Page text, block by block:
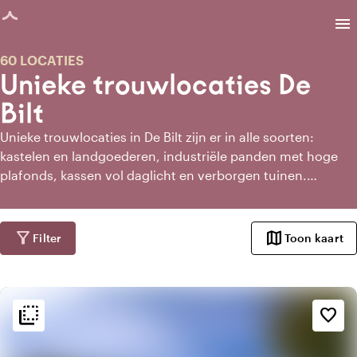
geladen
menu
Unieke trouwlocaties De
Bilt
60 LOCATIES
Unieke trouwlocaties in De Bilt zijn er in alle soorten:
kastelen en landgoederen, industriële panden met hoge
plafonds, kassen vol daglicht en verborgen tuinen.
bij wie jullie zijn. Vergelijk op stijl, sfeer en capaciteit en
vind de plek die jullie dag onvergetelijk maakt.
filter_alt Filter map Toon kaart
flip_to_back favorite_border
flip_to_back Sfeer en esthetiek
style
Hotel Chic